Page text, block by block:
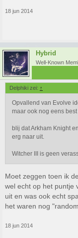
18 jun 2014
Hybrid
Well-Known
Delphiki zei: ↑
Opvallend van Evolve
maar ook nog eens
blij dat Arkham Knight
erg naar uit.
Witcher III is geen
Moet zeggen toen ik
wel echt op het puntje
uit en was ook echt
het waren nog
18 jun 2014